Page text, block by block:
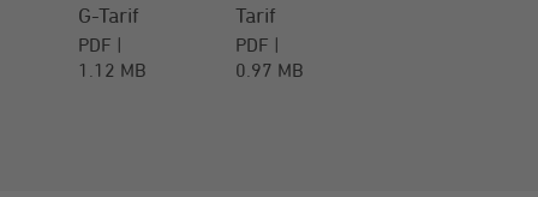
G-Tarif
PDF
1.12 MB
Tarif
PDF
0.97 MB